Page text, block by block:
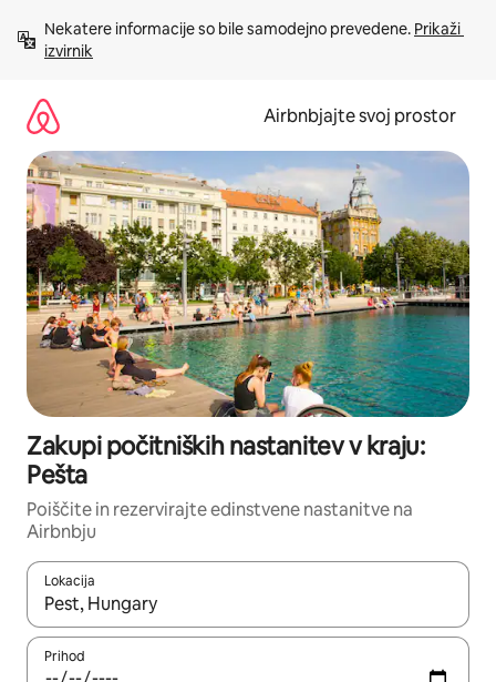
vsebino
Nekatere informacije so bile samodejno prevedene. Prikaži
izvirnik
Airbnbjajte svoj prostor
Zakupi počitniških nastanitev v kraju:
Pešta
Poiščite in rezervirajte edinstvene nastanitve na
Airbnbju
Lokacija
Ko so rezultati na voljo, krmarite s puščičnima tipkama gor in
Prihod